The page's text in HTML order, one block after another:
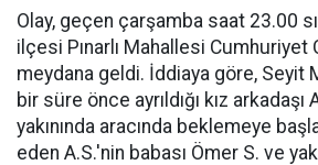
Olay, geçen çarşamba saat 23.00
ilçesi Pınarlı Mahallesi Cumhuriyet
meydana geldi. İddiaya göre, Seyit
bir süre önce ayrıldığı kız
yakınında aracında beklemeye
eden A.S.'nin babası Ömer S. ve